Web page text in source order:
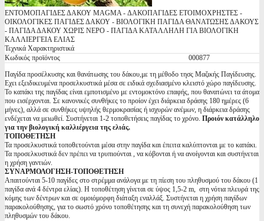
ΕΝΤΟΜΟΠΑΓΙΔΕΣ ΔΑΚΟΥ MAGMA - ΔΑΚΟΠΑΓΙΔΕΣ ΕΤΟΙΜΟΧΡΗΣΤΕΣ -
ΟΙΚΟΛΟΓΙΚΕΣ ΠΑΓΙΔΕΣ ΔΑΚΟΥ - ΒΙΟΛΟΓΙΚΗ ΠΑΓΙΔΑ ΘΑΝΑΤΩΣΗΣ ΔΑΚΟΥΣ
- ΠΑΓΙΔΑ ΔΑΚΟΥ ΧΩΡΙΣ ΝΕΡΟ - ΠΑΓΙΔΑ ΚΑΤΑΛΛΗΛΗ ΓΙΑ ΒΙΟΛΟΓΙΚΗ
ΚΑΛΛΙΕΡΓΕΙΑ ΕΛΙΑΣ
Τεχνικά Χαρακτηριστικά
Κωδικός προϊόντος
000877
Παγίδα προσέλκυσης και θανάτωσης του δάκου,με τη μέθοδο τησς Μαζικής Παγίδευσης.
Εχει εξειδικευμένα προσελκυστικά μέσα σε ειδικά σχεδιασμένο κλειστό χώρο παγίδευσης.
Το καπάκι της παγίδας είναι εμποτισμένο με εντομοκτόνο επαφής, που θανατώνει τα άτομα
που εισέρχονται. Σε κανονικές συνθήκες το προίον έχει διάρκεια δράσης 180 ημέρες (6
μήνες), αλλά σε συνθήκες υψηλής θερμοκρασίας ή ισχυρών ανέμων, η διάρκεια δράσης
ενδέχεται να μειωθεί. Συστήνεται 1-2 τοποθετήσεις παγίδας το χρόνο. Προιόν κατάλληλο
για την βιολογική καλλιέργεια της ελιάς.
ΤΟΠΟΘΕΤΗΣΗ
Τα προσελκυστικά τοποθετούνται μέσα στην παγίδα και έπειτα καλύπτονται με το καπάκι.
Τα προσελκυστικά δεν πρέπει να τρυπιούνται , να κόβονται ή να ανοίγονται και συστήνεται
η χρήση γαντιών.
ΣΥΝΑΡΜΟΛΟΓΗΣΗ-ΤΟΠΟΘΕΤΗΣΗ
Απαιτούνται 5-10 παγίδες στο στρέμμα ανάλογα με τη πίεση του πληθυσμού του δάκου (1
παγίδα ανά 4 δέντρα ελίας). Η τοποθέτηση γίνεται σε ύψος 1,5-2 m, στη νότια πλευρά της
κόμης των δέντρων και σε ομοιόμορφη διάταξη εναλλάξ. Συστήνεται η χρήση παγίδων
παρακολούθησης, για το σωστό χρόνο τοποθέτησης και τη συνεχή παρακολούθηση των
πληθυσμών του δάκου.